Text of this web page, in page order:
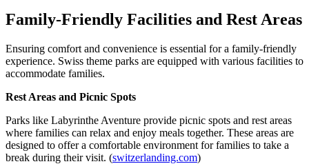
Family-Friendly Facilities and Rest Areas
Ensuring comfort and convenience is essential for a family-friendly
experience. Swiss theme parks are equipped with various facilities to
accommodate families.
Rest Areas and Picnic Spots
Parks like Labyrinthe Aventure provide picnic spots and rest areas
where families can relax and enjoy meals together. These areas are
designed to offer a comfortable environment for families to take a
break during their visit. (switzerlanding.com)